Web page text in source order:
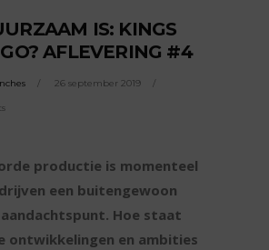
IS: KINGS
AFLEVERING #4
26 september 2019
productie is momenteel
een buitengewoon
Hoe staat
ontwikkelingen en ambities